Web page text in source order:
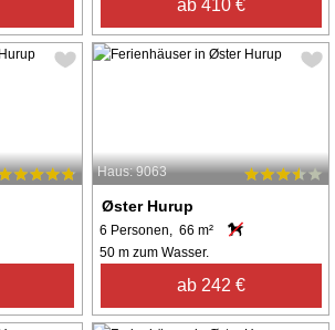
ab 410 €
Haus: 9063
Øster Hurup
6 Personen, 66 m²
50 m zum Wasser.
ab 242 €